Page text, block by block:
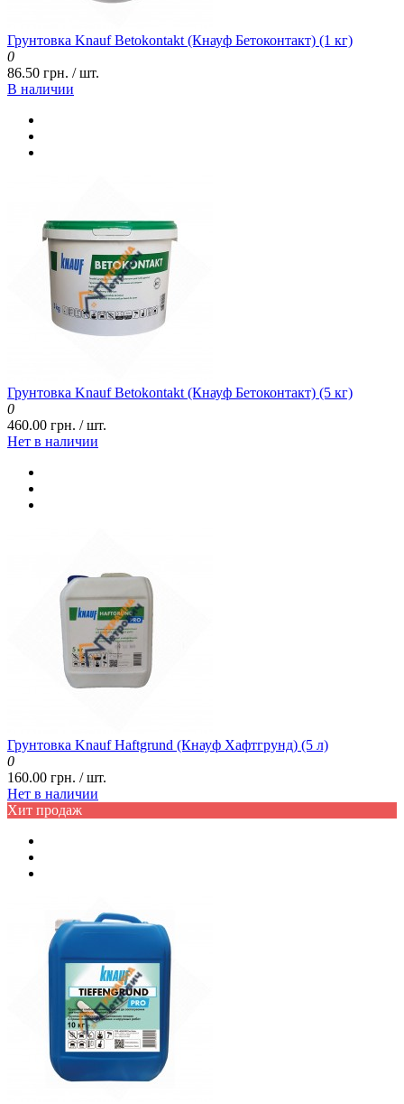
Грунтовка Knauf Betokontakt (Кнауф Бетоконтакт) (1 кг)
0
86.50 грн. / шт.
В наличии
Грунтовка Knauf Betokontakt (Кнауф Бетоконтакт) (5 кг)
0
460.00 грн. / шт.
Нет в наличии
Грунтовка Knauf Haftgrund (Кнауф Хафтгрунд) (5 л)
0
160.00 грн. / шт.
Нет в наличии
Хит продаж